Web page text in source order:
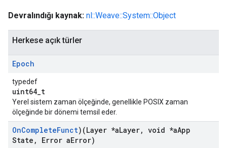
Devralındığı kaynak: nl::Weave::System::Object
Herkese açık türler
Epoch
typedef
uint64_t
Yerel sistem zaman ölçeğinde, genellikle POSIX zaman
ölçeğinde bir dönemi temsil eder.
OnCompleteFunct)(Layer *aLayer, void *aApp
State , Error aError)